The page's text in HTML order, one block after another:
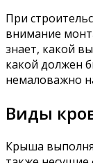
При
внимание
знает, какой
какой должен
немаловажно
Виды
Крыша